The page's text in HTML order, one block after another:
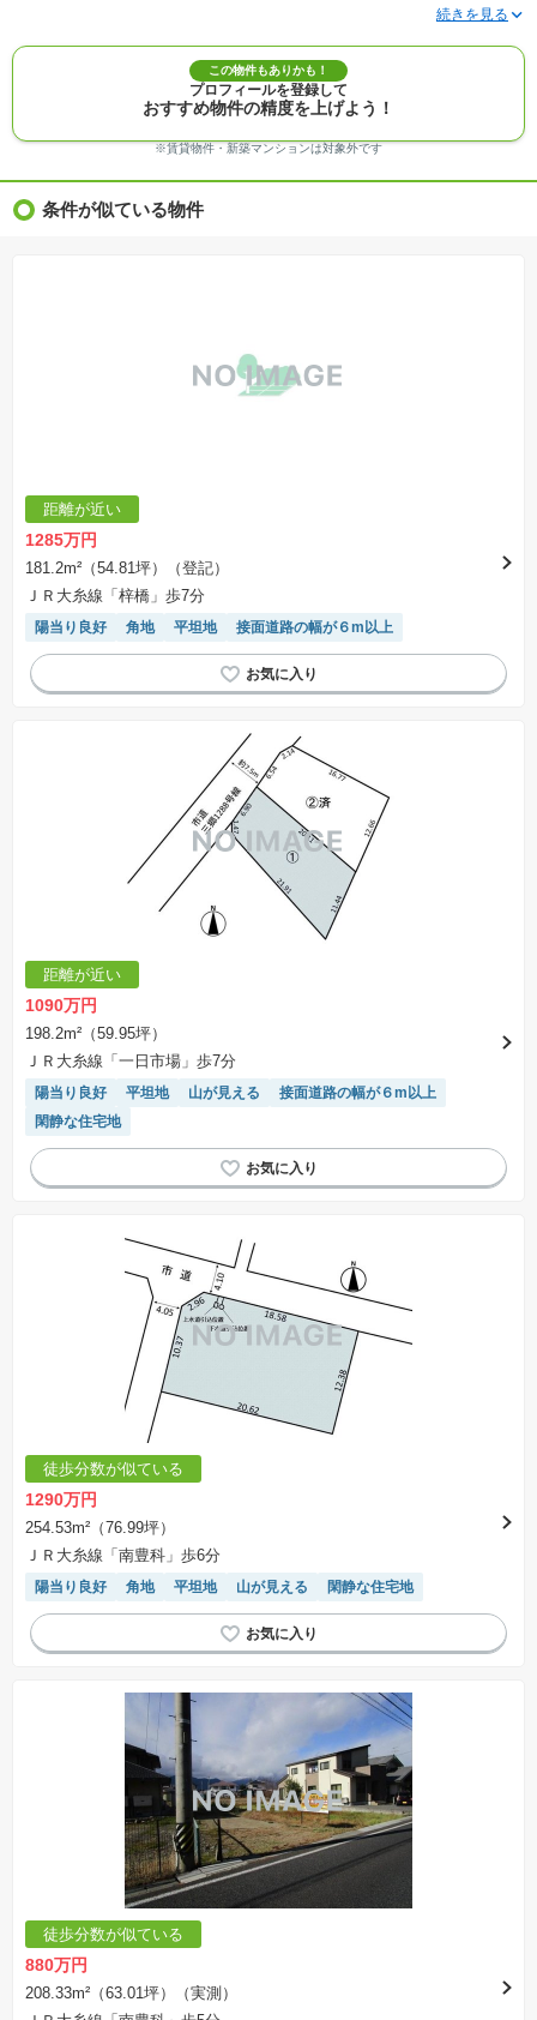
※写真に写っている、またはパース（絵）や間取り図に描かれている家具や車などは、特にコ
※建築条件付き土地価格には、建物価格は含まれません。
※物件情報は、原則として情報提供日の２日前に最終確認した情報です。
※完成予想図はいずれも外構、植栽、外観等実際のものとは多少異なることがあります。
※モデルルーム・モデルハウス・展示場・ショールームの画像の場合、今回販売の物件と異な
※ＣＧ合成の画像の場合、実際とは多少異なる場合があります。
※物件特徴：販売戸数が複数の物件は、全ての住戸に該当しない項目もあります。
※価格更新：物件価格が変更された日から１週間表示されます。
※建築条件付き土地とは、その土地に建築する建物の建築請負契約が、一定期間内に成立する
ことを条件として売買される土地のことをいいます。建築請負契約成立に向けて設計プランを
協議するため、土地購入者が自己の希望する建物の設計協議をするために必要な相当の期間の
※「本体価格」とは、課税対象物件においては「消費税を除いた建物価格」と「土地価格」の
合計額を指します。
表示されておりません。
※取引にかかる費用：物件の契約手続き、決済、引き渡し時にかかる費用を表示しています。
不動産会社によって表記有無が異なるため、ご自身で十分な確認をしていただくようにお願い
いたします。
場合があります。
この物件もありかも！
プロフィールを登録して
おすすめ物件の精度を上げよう！
※賃貸物件・新築マンションは対象外です
条件が似ている物件
距離が近い
1285万円
181.2m²（54.81坪）（登記）
ＪＲ大糸線「梓橋」歩7分
陽当り良好 角地 平坦地 接面道路の幅が６m以上
距離が近い
1090万円
198.2m²（59.95坪）
ＪＲ大糸線「一日市場」歩7分
陽当り良好 平坦地 山が見える
接面道路の幅が６m以上
閑静な住宅地
徒歩分数が似ている
1290万円
254.53m²（76.99坪）
ＪＲ大糸線「南豊科」歩6分
陽当り良好 角地 平坦地 山が見える 閑静な住宅地
徒歩分数が似ている
880万円
208.33m²（63.01坪）（実測）